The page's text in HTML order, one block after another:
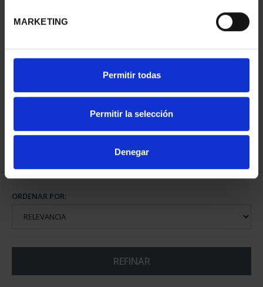
MARKETING
Permitir todas
Permitir la selección
Denegar
23,00 €
ORDENAR POR:
REFINAR